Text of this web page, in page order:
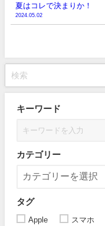
夏はコレで決まりか！
2024.05.02
キーワード
カテゴリー
タグ
Apple スマホ